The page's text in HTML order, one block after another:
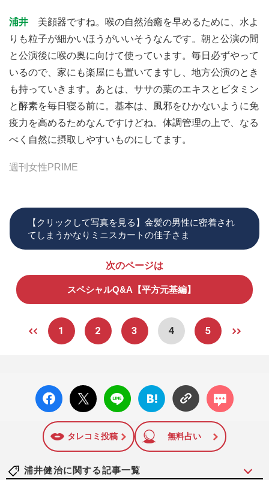
浦井 美顔器ですね。喉の自然治癒を早めるために、水よ
りも粒子が細かいほうがいいそうなんです。朝と公演の間
と公演後に喉の奥に向けて使っています。毎日必ずやって
いるので、家にも楽屋にも置いてますし、地方公演のとき
も持っていきます。あとは、ササの葉のエキスとビタミン
と酵素を毎日寝る前に。基本は、風邪をひかないように免
疫力を高めるためなんですけどね。体調管理の上で、なる
べく自然に摂取しやすいものにしてます。
週刊女性PRIME
【クリックして写真を見る】金髪の男性に密着され
てしまうかなりミニスカートの佳子さま
次のページは
スペシャルQ&A【平方元基編】
1 2 3 4 5
facebo
ok い
X ポス
ト
LINE
はてな
ブック
に追加
コメン
ト
タレコミ投稿 無料占い
浦井健治に関する記事一覧